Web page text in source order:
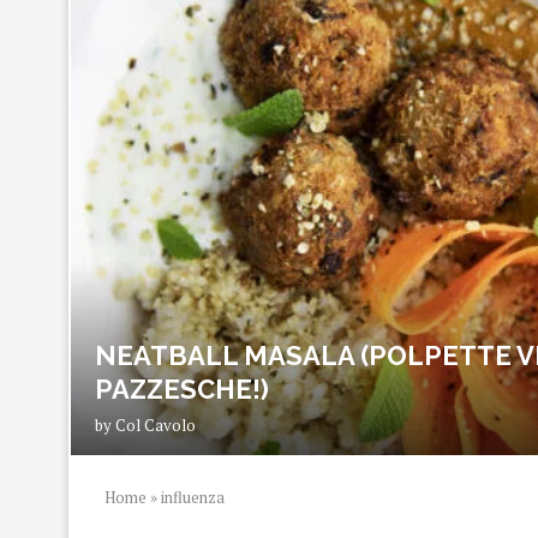
NEATBALL MASALA (POLPETTE
PAZZESCHE!)
byCol Cavolo
Home »influenza